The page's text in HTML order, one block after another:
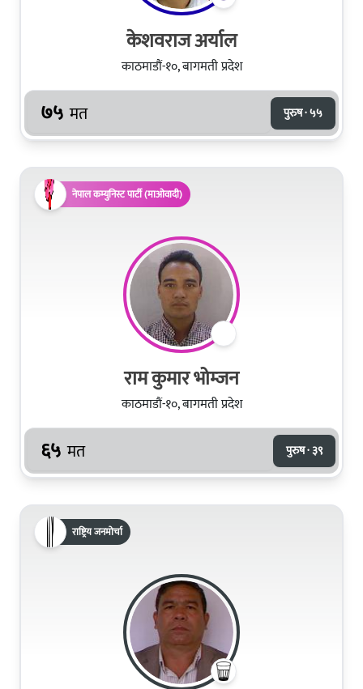
केशवराज अर्याल
काठमाडौं-१०, बागमती प्रदेश
७५ मत पुरुष · ५५
नेपाल कम्युनिस्ट पार्टी (माओवादी)
राम कुमार भोम्‍जन
काठमाडौं-१०, बागमती प्रदेश
६५ मत पुरुष · ३९
राष्ट्रिय जनमोर्चा